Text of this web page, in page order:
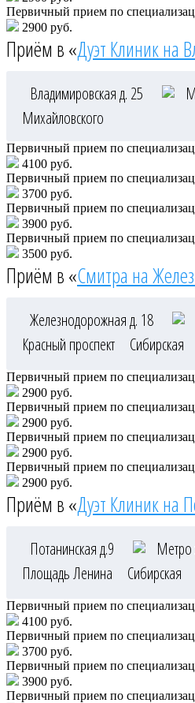
Первичный прием по
2900 руб.
Приём в «Дуэт Клиник на
Владимировская д. 25
Михайловского
Первичный прием по
4100 руб.
Первичный прием по
3700 руб.
Первичный прием по
3900 руб.
Первичный прием по
3500 руб.
Приём в «Смитра на
Железнодорожная д. 18
Красный проспект
Сибирская
Первичный прием по
2900 руб.
Первичный прием по
2900 руб.
Первичный прием по
2900 руб.
Первичный прием по
2900 руб.
Приём в «Дуэт Клиник на
Потанинская д.9 Метро
Площадь Ленина
Сибирская
Первичный прием по
4100 руб.
Первичный прием по
3700 руб.
Первичный прием по
3900 руб.
Первичный прием по